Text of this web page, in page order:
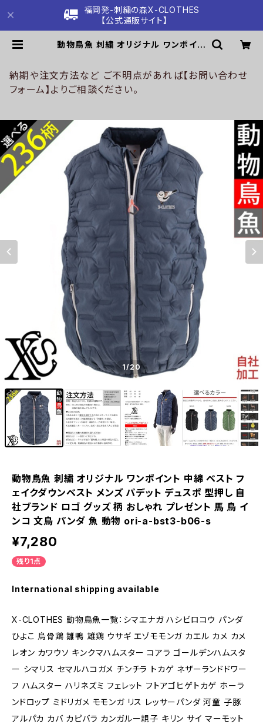
福岡発-刺繍の森X-CLOTHES
【公式通販サイト】
動物鳥魚 刺繍 オリジナル ワンポイン
ブランド ロゴ グッズ 柄 おしゃれ プ
レゼント 馬 鳥 インコ 文鳥 パンダ 魚
動物 ori-a-bst3-b06-s | 刺繍の
納期や注文方法など ご不明点があれば【お問い合わせ
フォーム】よりご相談ください。
1/20
動物鳥魚 刺繍 オリジナル ワンポイント 中綿 ベスト フ
ェイクダウンベスト メンズ パデット デュスポ 型押し 自
社ブランド ロゴ グッズ 柄 おしゃれ プレゼント 馬 鳥 イ
ンコ 文鳥 パンダ 魚 動物 ori-a-bst3-b06-s
¥7,280
残り1点
International shipping available
X-CLOTHES 動物鳥魚一覧：シマエナガ ハシビロコウ パンダ
ひよこ 烏骨鶏 雛鴨 雄鶏 ウサギ エゾモモンガ カエル カメ カメ
レオン カワウソ キンクマハムスター コアラ ゴールデンハムスタ
ー シマリス セマルハコガメ チンチラ トカゲ ネザーランドドワー
フ ハムスター ハリネズミ フェレット フトアゴヒゲトカゲ ホーラ
ンドロップ ミドリガメ モモンガ リス レッサーパンダ 河童 子豚
アルパカ カバ カピバラ カンガルー親子 キリン サイ マーモット